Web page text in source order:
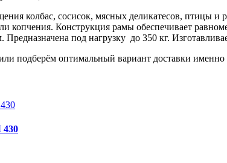
колбас, сосисок, мясных деликатесов, птицы
копчения. Конструкция рамы обеспечивает
Предназначена под нагрузку до 350 кг.
подберём оптимальный вариант доставки
430